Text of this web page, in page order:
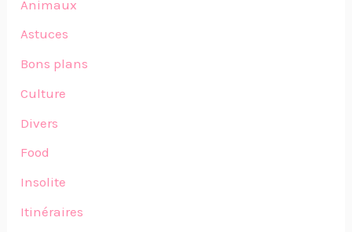
Animaux
Astuces
Bons plans
Culture
Divers
Food
Insolite
Itinéraires